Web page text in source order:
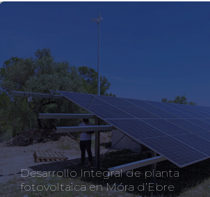
Desarrollo Integral de planta
fotovoltaica en Móra d’Ebre